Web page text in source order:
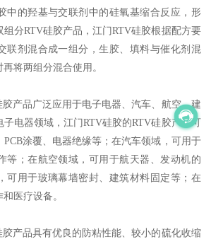
中的羟基与交联剂中的硅氧基缩合反应，形
分RTV硅胶产品，江门RTV硅胶根据配方要
联剂混合成一组分，生胶、填料与催化剂混
将两组分混合使用。
产品广泛应用于电子电器、汽车、航空、建
电器领域，江门RTV硅胶的RTV硅胶产品可
涂覆、电器绝缘等；在汽车领域，可用于
等；在航空领域，可用于航天器、发动机的
可用于玻璃幕墙密封、建筑材料固定等；在
医疗设备。
产品具有优良的防粘性能、较小的硫化收缩